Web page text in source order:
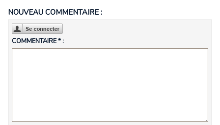
NOUVEAU COMMENTAIRE :
COMMENTAIRE * :